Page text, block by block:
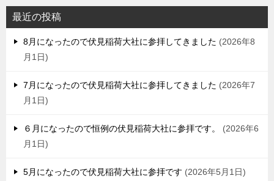
最近の投稿
8月になったので伏見稲荷大社に参拝してきました
2026年8
月1日
7月になったので伏見稲荷大社に参拝してきました
2026年7
月1日
６月になったので恒例の伏見稲荷大社に参拝です。
2026年6
月1日
5月になったので伏見稲荷大社に参拝です 2026年5月1日